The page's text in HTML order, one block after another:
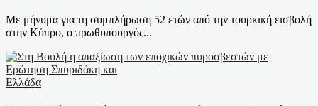
Με μήνυμα για τη συμπλήρωση 52 ετών από την τουρκική εισβολή
στην Κύπρο, ο πρωθυπουργός...
Ελλάδα